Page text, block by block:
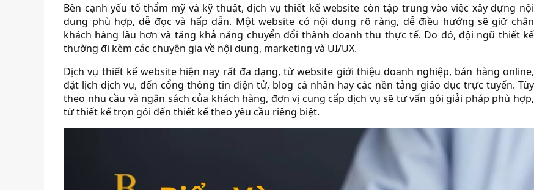
Bên cạnh yếu tố thẩm mỹ và kỹ thuật, dịch vụ thiết kế website còn tập trung vào việc xây dựng nội
dung phù hợp, dễ đọc và hấp dẫn. Một website có nội dung rõ ràng, dễ điều hướng sẽ giữ chân
khách hàng lâu hơn và tăng khả năng chuyển đổi thành doanh thu thực tế. Do đó, đội ngũ thiết kế
thường đi kèm các chuyên gia về nội dung, marketing và UI/UX.
Dịch vụ thiết kế website hiện nay rất đa dạng, từ website giới thiệu doanh nghiệp, bán hàng online,
đặt lịch dịch vụ, đến cổng thông tin điện tử, blog cá nhân hay các nền tảng giáo dục trực tuyến. Tùy
theo nhu cầu và ngân sách của khách hàng, đơn vị cung cấp dịch vụ sẽ tư vấn gói giải pháp phù hợp,
từ thiết kế trọn gói đến thiết kế theo yêu cầu riêng biệt.